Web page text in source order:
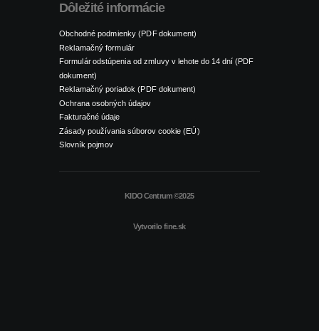
Dôležité informácie
Obchodné podmienky (PDF dokument)
Reklamačný formulár
Formulár odstúpenia od zmluvy v lehote do 14 dní (PDF
dokument)
Reklamačný poriadok (PDF dokument)
Ochrana osobných údajov
Fakturačné údaje
Zásady používania súborov cookie (EÚ)
Slovník pojmov
KIDO Centrum ©2025
Vytvorilo fine.sk